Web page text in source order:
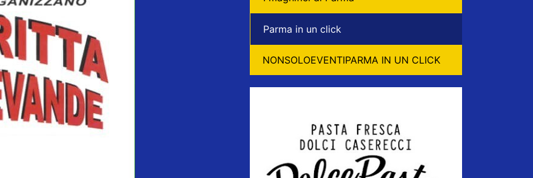
Parma in un click
NONSOLOEVENTIPARMA IN UN CLICK